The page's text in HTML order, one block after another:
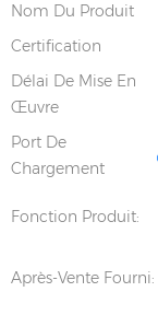
Nom Du Produit
Certification
Délai De Mise En
Œuvre
Port De
Chargement
Fonction Produit:
Après-Vente Fourni: